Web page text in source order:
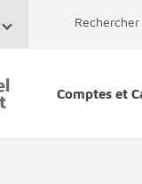
Rechercher
Comptes et